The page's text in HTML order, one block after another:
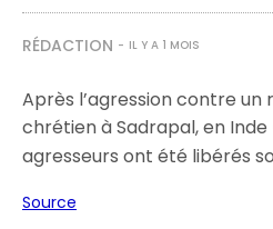
RÉDACTION IL Y A 1 MOIS
Après l’agression contre
chrétien à Sadrapal, en
agresseurs ont été libérés
Source